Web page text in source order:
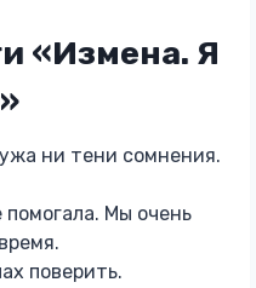
«Измена. Я
ни тени сомнения.
Мы очень
поверить.